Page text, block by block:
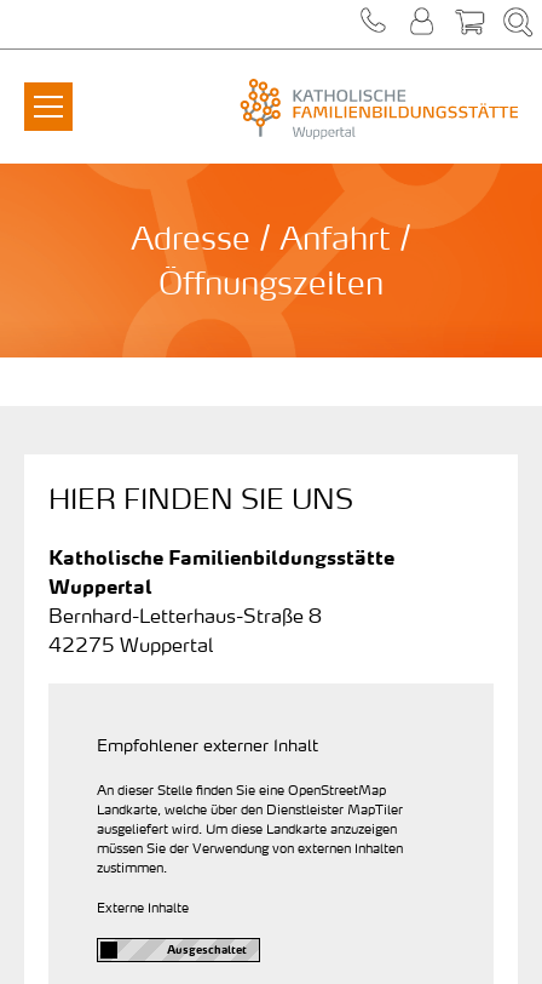
Adresse / Anfahrt /
Öffnungszeiten
HIER FINDEN SIE UNS
Katholische Familienbildungsstätte
Wuppertal
Bernhard-Letterhaus-Straße 8
42275 Wuppertal
Empfohlener externer Inhalt
An dieser Stelle finden Sie eine OpenStreetMap
Landkarte, welche über den Dienstleister MapTiler
ausgeliefert wird. Um diese Landkarte anzuzeigen
müssen Sie der Verwendung von externen Inhalten
zustimmen.
Externe Inhalte